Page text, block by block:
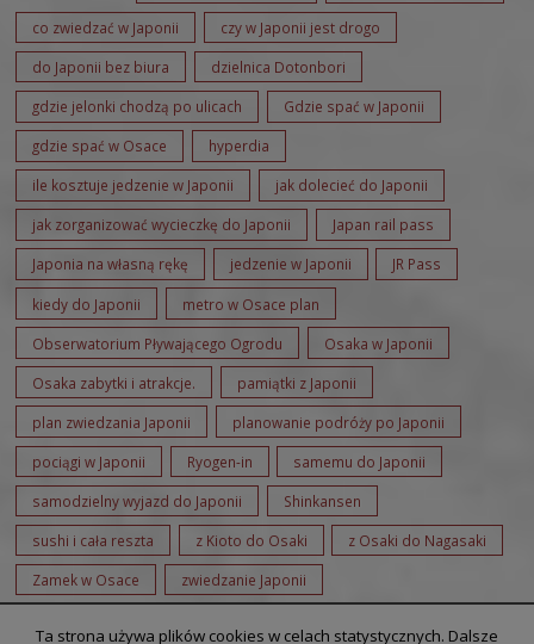
co zwiedzać w Japonii czy w Japonii jest drogo
do Japonii bez biura dzielnica Dotonbori
gdzie jelonki chodzą po ulicach Gdzie spać w Japonii
gdzie spać w Osace hyperdia
ile kosztuje jedzenie w Japonii jak dolecieć do Japonii
jak zorganizować wycieczkę do Japonii Japan rail pass
Japonia na własną rękę jedzenie w Japonii JR Pass
kiedy do Japonii metro w Osace plan
Obserwatorium Pływającego Ogrodu Osaka w Japonii
Osaka zabytki i atrakcje. pamiątki z Japonii
plan zwiedzania Japonii planowanie podróży po Japonii
pociągi w Japonii Ryogen-in samemu do Japonii
samodzielny wyjazd do Japonii Shinkansen
sushi i cała reszta z Kioto do Osaki z Osaki do Nagasaki
Zamek w Osace zwiedzanie Japonii
Ta strona używa plików cookies w celach statystycznych. Dalsze